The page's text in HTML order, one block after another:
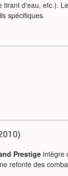
d'eau, etc.).
spécifiques.
Prestigeintègre
refonte des